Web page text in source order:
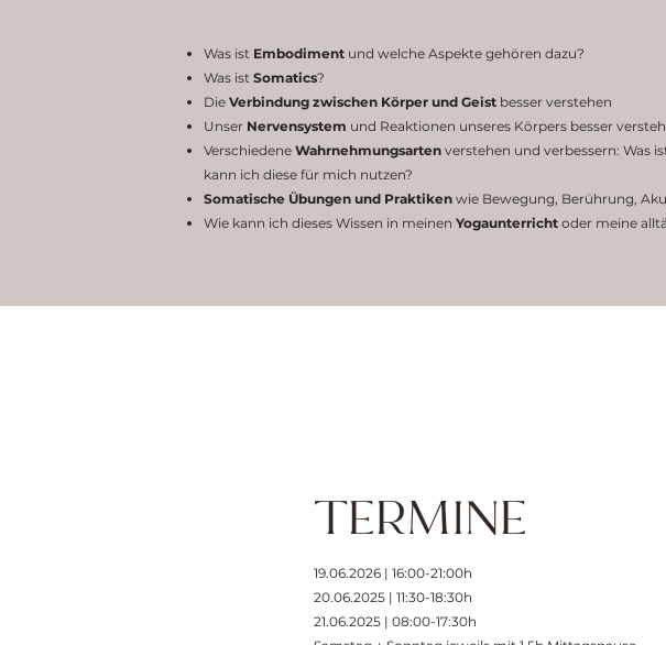
Was ist Embodiment und welche Aspekte gehören dazu?
Was ist Somatics?
Die Verbindung zwischen Körper und Geist besser verstehen
Unser Nervensystem und Reaktionen unseres Körpers besser
Verschiedene Wahrnehmungsarten verstehen und verbessern: Was
kann ich diese für mich nutzen?
Somatische Übungen und Praktiken wie Bewegung, Berührung,
Wie kann ich dieses Wissen in meinen Yogaunterricht oder meine
19.06.2026 | 16:00-21:00h
20.06.2025 | 11:30-18:30h
21.06.2025 | 08:00-17:30h
TERMINE